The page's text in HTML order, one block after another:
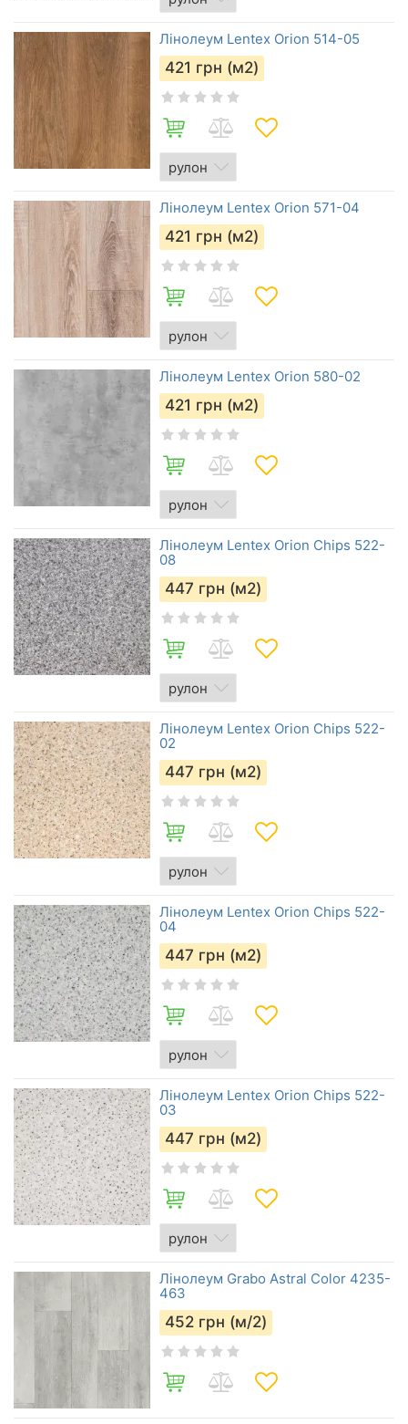
Лінолеум Lentex Orion 514-05
421 грн (м2)
Лінолеум Lentex Orion 571-04
421 грн (м2)
Лінолеум Lentex Orion 580-02
421 грн (м2)
Лінолеум Lentex Orion Chips 522-
08
447 грн (м2)
Лінолеум Lentex Orion Chips 522-
02
447 грн (м2)
Лінолеум Lentex Orion Chips 522-
04
447 грн (м2)
Лінолеум Lentex Orion Chips 522-
03
447 грн (м2)
Лінолеум Grabo Astral Color 4235-
463
452 грн (м/2)